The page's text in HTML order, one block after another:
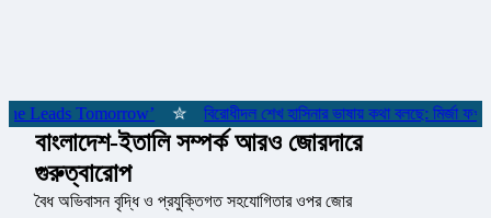
Leads Tomorrow’ বিরোধীদল শেখ হাসিনার ভাষায় কথা বলছে: মির্জা ফখরুল
বাংলাদেশ-ইতালি সম্পর্ক আরও জোরদারে
গুরুত্বারোপ
বৈধ অভিবাসন বৃদ্ধি ও প্রযুক্তিগত সহযোগিতার ওপর জোর